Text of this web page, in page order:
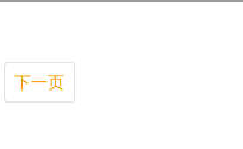
下一页